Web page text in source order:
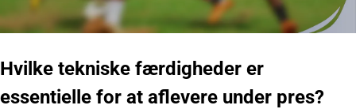
Hvilke tekniske færdigheder er
essentielle for at aflevere under pres?